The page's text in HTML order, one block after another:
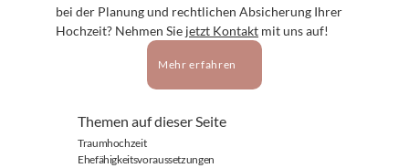
bei der Planung und rechtlichen Absicherung Ihrer
Hochzeit? Nehmen Sie jetzt Kontakt mit uns auf!
Mehr erfahren
Themen auf dieser Seite
Traumhochzeit
Ehefähigkeitsvoraussetzungen